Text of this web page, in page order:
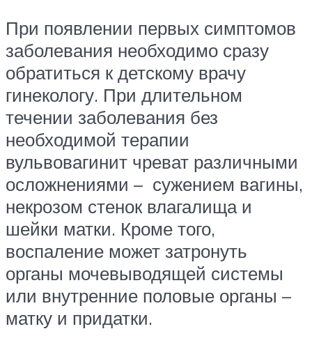
При появлении первых симптомов
заболевания необходимо сразу
обратиться к детскому врачу
гинекологу. При длительном
течении заболевания без
необходимой терапии
вульвовагинит чреват различными
осложнениями – сужением вагины,
некрозом стенок влагалища и
шейки матки. Кроме того,
воспаление может затронуть
органы мочевыводящей системы
или внутренние половые органы –
матку и придатки.